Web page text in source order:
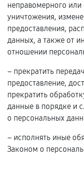
неправомерного или
уничтожения,
предоставления,
данных, а также от
отношении
– прекратить
предоставление,
прекратить
данные в порядке и
о персональных
– исполнять иные
Законом о